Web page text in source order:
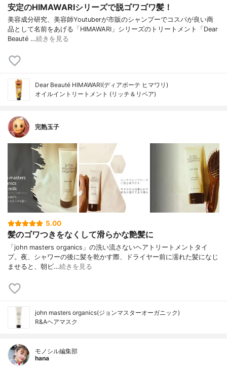
安定のHIMAWARIシリーズで脱ゴワゴワ髪！
美容成分研究、美容師Youtuberが市販のシャンプーでコスパが良い商
品として名前をあげる「HIMAWARI」シリーズのトリートメント「Dear
Beauté …続きを見る
Dear Beauté HIMAWARI(ディアボーテ ヒマワリ)
オイルイントリートメント (リッチ＆リペア)
完熟玉子
5.00
髪のゴワつきをなくして滑らかな艶髪に
「john masters organics」の洗い流さないヘアトリートメントタイ
プ。夜、シャワーの後に髪を乾かす際、ドライヤー前に濡れた髪になじ
ませると、朝ビ…続きを見る
john masters organics(ジョンマスターオーガニック)
R&Aヘアマスク
モノシル編集部
hana